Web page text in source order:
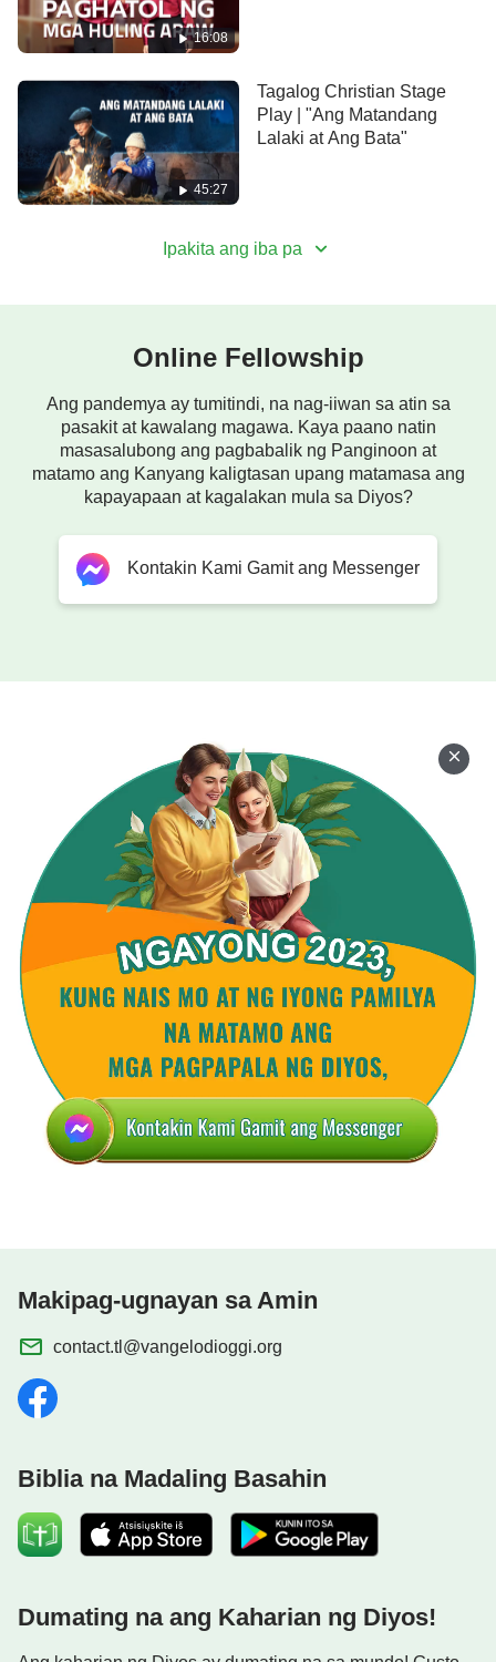
16:08
45:27
Tagalog Christian Stage
Play | "Ang Matandang
Lalaki at Ang Bata"
Ipakita ang iba pa
Online Fellowship
Ang pandemya ay tumitindi, na nag-iiwan sa atin sa
pasakit at kawalang magawa. Kaya paano natin
masasalubong ang pagbabalik ng Panginoon at
matamo ang Kanyang kaligtasan upang matamasa ang
kapayapaan at kagalakan mula sa Diyos?
Kontakin Kami Gamit ang Messenger
Makipag-ugnayan sa Amin
contact.tl@vangelodioggi.org
Biblia na Madaling Basahin
Dumating na ang Kaharian ng Diyos!